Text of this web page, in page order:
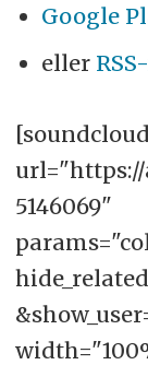
Google
eller
[soundcloud
5146069"